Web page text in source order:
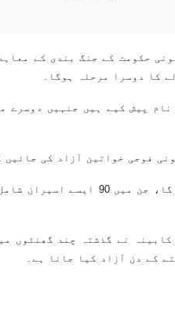
حکومت کے جنگ بندی کے
کا دوسرا مرحلہ ہوگا۔
پیش کیے ہیں جنہیں دوسرے
اس کے بدلے تل ابیب 180 فلسطینی اسیران کو آزاد کرے گا، جن میں 90
نے گذشتہ چند گھنٹوں
کے دن آزاد کیا جانا ہے۔